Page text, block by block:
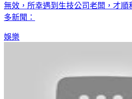
無效，所幸遇到生技公司老闆，才順
多新聞：
娛樂